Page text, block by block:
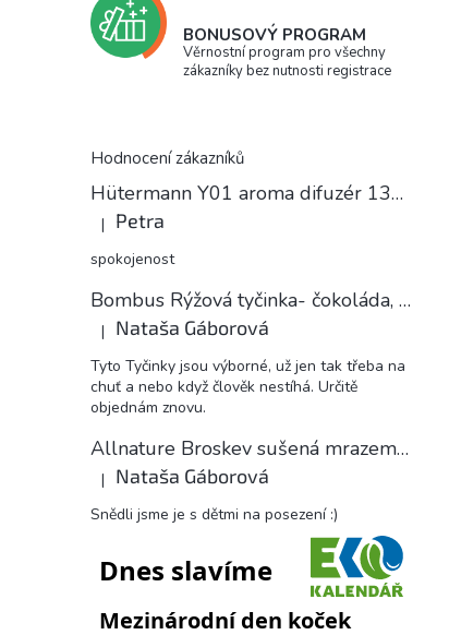
BONUSOVÝ PROGRAM
Věrnostní program pro všechny
zákazníky bez nutnosti registrace
Hodnocení zákazníků
Hütermann Y01 aroma difuzér 130ml světlé dřevo - ultrazvukový, USB.
Hodnocení produktu je 5 z 5 hvězdiček.
| Petra
spokojenost
Bombus Rýžová tyčinka- čokoláda, 18 g
Hodnocení produktu je 5 z 5 hvězdiček.
| Nataša Gáborová
Tyto Tyčinky jsou výborné, už jen tak třeba na
chuť a nebo když člověk nestíhá. Určitě
objednám znovu.
Allnature Broskev sušená mrazem plátky, 15 g
Hodnocení produktu je 5 z 5 hvězdiček.
| Nataša Gáborová
Snědli jsme je s dětmi na posezení :)